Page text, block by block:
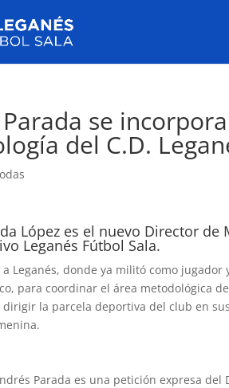
se
del C.D.
López es el nuevo Director de
Leganés Fútbol Sala.
a Leganés, donde ya militó como jugador
para coordinar el área metodológica
dirigir la parcela deportiva del club en
Parada es una petición expresa